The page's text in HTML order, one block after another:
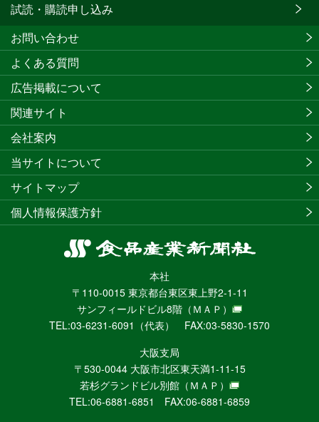
試読・購読申し込み
食
産
業
新
聞
社
ニ
ュ
ー
本社
〒110-0015 東京都台東区東上野2-1-11
サンフィールドビル8階 （ＭＡＰ）
TEL:03-6231-6091（代表） FAX:03-5830-1570
大阪支局
〒530-0044 大阪市北区東天満1-11-15
若杉グランドビル別館 （ＭＡＰ）
TEL:06-6881-6851 FAX:06-6881-6859
お問い合わせ
よくある質問
広告掲載について
関連サイト
会社案内
当サイトについて
サイトマップ
個人情報保護方針